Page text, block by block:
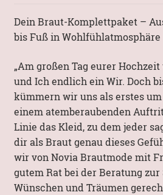
Dein Braut-Komplettpaket –
bis Fuß in Wohlfühlatmosphäre
„Am großen Tag eurer
und Ich endlich ein Wir. Doch
kümmern wir uns als erstes
einem atemberaubenden
Linie das Kleid, zu dem jeder
dir als Braut genau dieses
wir von Novia Brautmode mit
gutem Rat bei der Beratung zur
Wünschen und Träumen